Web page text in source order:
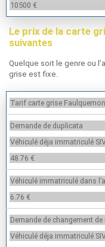
10500 €
Le prix de la carte
suivantes
Quelque soit le genre ou
grise est fixe.
Tarif carte grise
Demande de duplicata
Véhiculé déja immatriculé
48.76 €
Véhiculé immatriculé dans
6.76 €
Demande de changement
Véhiculé déja immatriculé